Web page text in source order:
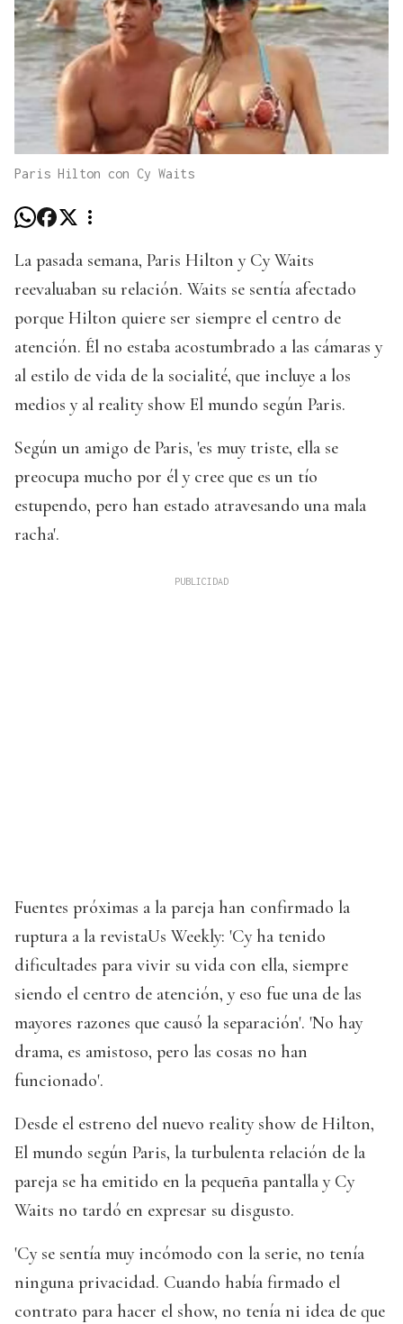
Paris Hilton con Cy Waits
La pasada semana, Paris Hilton y Cy Waits
reevaluaban su relación. Waits se sentía afectado
porque Hilton quiere ser siempre el centro de
atención. Él no estaba acostumbrado a las cámaras y
al estilo de vida de la socialité, que incluye a los
medios y al reality show El mundo según Paris.
Según un amigo de Paris, 'es muy triste, ella se
preocupa mucho por él y cree que es un tío
estupendo, pero han estado atravesando una mala
racha'.
Fuentes próximas a la pareja han confirmado la
ruptura a la revistaUs Weekly: 'Cy ha tenido
dificultades para vivir su vida con ella, siempre
siendo el centro de atención, y eso fue una de las
mayores razones que causó la separación'. 'No hay
drama, es amistoso, pero las cosas no han
funcionado'.
Desde el estreno del nuevo reality show de Hilton,
El mundo según Paris, la turbulenta relación de la
pareja se ha emitido en la pequeña pantalla y Cy
Waits no tardó en expresar su disgusto.
'Cy se sentía muy incómodo con la serie, no tenía
ninguna privacidad. Cuando había firmado el
contrato para hacer el show, no tenía ni idea de que